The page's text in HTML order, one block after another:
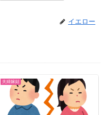
イエロー
夫婦嫁姑